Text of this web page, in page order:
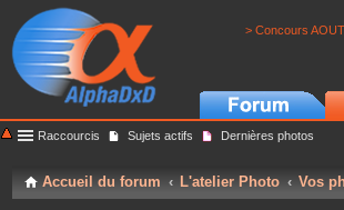
> Concours
Raccourcis Sujets actifs Dernières photos
Accueil du forum L'atelier Photo Vos